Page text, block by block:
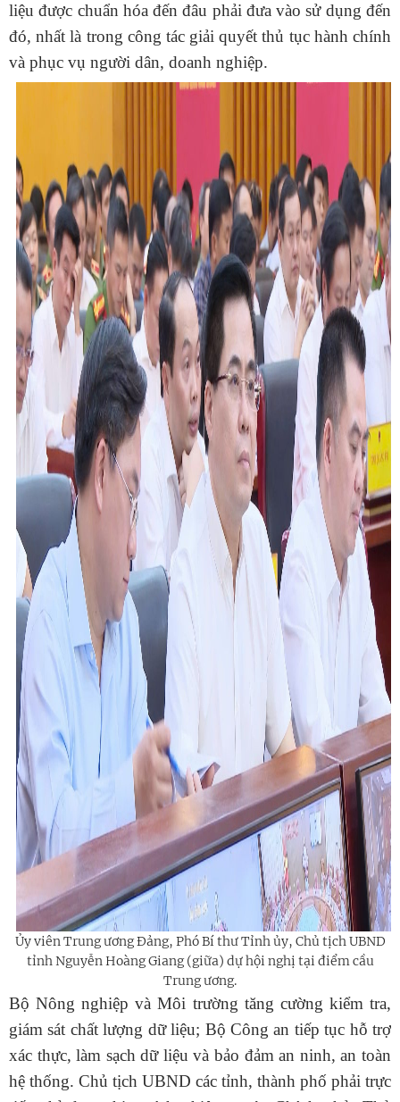
liệu được chuẩn hóa đến đâu phải đưa vào sử dụng đến
đó, nhất là trong công tác giải quyết thủ tục hành chính
và phục vụ người dân, doanh nghiệp.
Ủyviên Trung ương Đảng, Phó Bí thư Tỉnhủy, Chủ tịch UBND
tỉnh Nguyễn Hoàng Giang (giữa) dự hội nghị tại điểm cầu
Trung ương.
Bộ Nông nghiệp và Môi trường tăng cường kiểm tra,
giám sát chất lượng dữ liệu; Bộ Công an tiếp tục hỗ trợ
xác thực, làm sạch dữ liệu và bảo đảm an ninh, an toàn
hệ thống. Chủ tịch UBND các tỉnh, thành phố phải trực